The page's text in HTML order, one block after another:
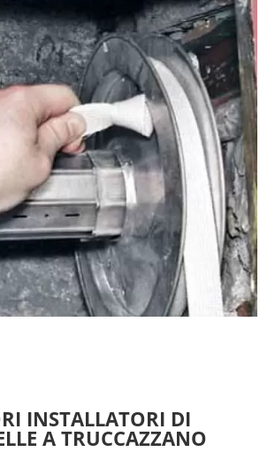
INSTALLATORI DI
A TRUCCAZZANO